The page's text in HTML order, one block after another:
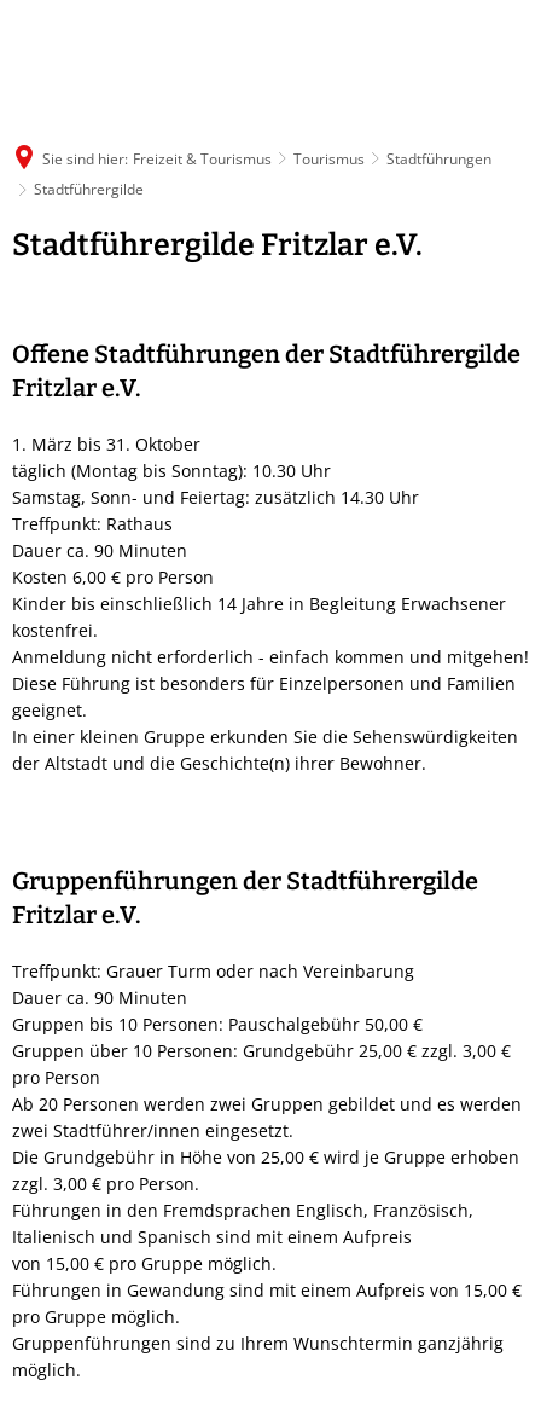
Sie sind hier: Freizeit & Tourismus Tourismus
Stadtführungen
Stadtführergilde
Stadtführergilde
Stadtführergilde Fritzlar e.V.
Offene Stadtführungen der Stadtführergilde
Fritzlar e.V.
1. März bis 31. Oktober
täglich (Montag bis Sonntag): 10.30 Uhr
Samstag, Sonn- und Feiertag: zusätzlich 14.30 Uhr
Treffpunkt: Rathaus
Dauer ca. 90 Minuten
Kosten 6,00 € pro Person
Kinder bis einschließlich 14 Jahre in Begleitung Erwachsener
kostenfrei.
Anmeldung nicht erforderlich - einfach kommen und mitgehen!
Diese Führung ist besonders für Einzelpersonen und Familien
geeignet.
In einer kleinen Gruppe erkunden Sie die Sehenswürdigkeiten
der Altstadt und die Geschichte(n) ihrer Bewohner.
Gruppenführungen der Stadtführergilde
Fritzlar e.V.
Treffpunkt: Grauer Turm oder nach Vereinbarung
Dauer ca. 90 Minuten
Gruppen bis 10 Personen: Pauschalgebühr 50,00 €
Gruppen über 10 Personen: Grundgebühr 25,00 € zzgl. 3,00 €
pro Person
Ab 20 Personen werden zwei Gruppen gebildet und es werden
zwei Stadtführer/innen eingesetzt.
Die Grundgebühr in Höhe von 25,00 € wird je Gruppe erhoben
zzgl. 3,00 € pro Person.
Führungen in den Fremdsprachen Englisch, Französisch,
Italienisch und Spanisch sind mit einem Aufpreis
von 15,00 € pro Gruppe möglich.
Führungen in Gewandung sind mit einem Aufpreis von 15,00 €
pro Gruppe möglich.
Gruppenführungen sind zu Ihrem Wunschtermin ganzjährig
möglich.